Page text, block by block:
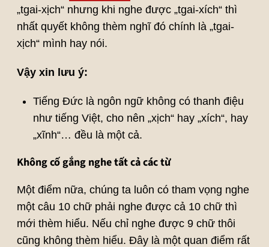
„tgai-xịch“ nhưng khi nghe được „tgai-xích“ thì
nhất quyết không thèm nghĩ đó chính là „tgai-
xịch“ mình hay nói.
Vậy xin lưu ý:
Tiếng Đức là ngôn ngữ không có thanh điệu
như tiếng Việt, cho nên „xịch“ hay „xích“, hay
„xĩnh“… đều là một cả.
Không cố gắng nghe tất cả các từ
Một điểm nữa, chúng ta luôn có tham vọng nghe
một câu 10 chữ phải nghe được cả 10 chữ thì
mới thèm hiểu. Nếu chỉ nghe được 9 chữ thôi
cũng không thèm hiểu. Đây là một quan điểm rất